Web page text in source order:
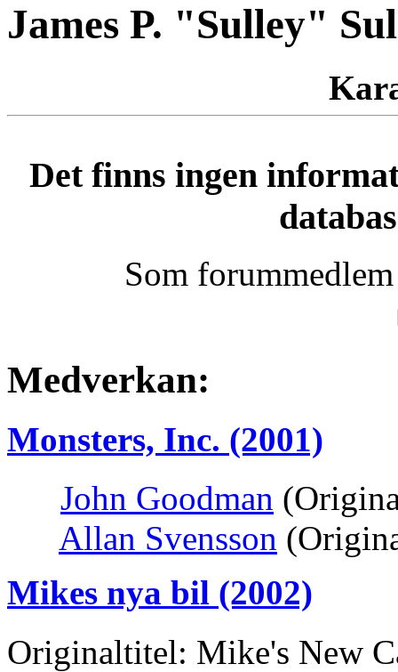
James P. "Sulley"
Det finns ingen
Som
Medverkan:
Monsters, Inc. (2001)
John Goodman
Allan Svensson
Mikes nya bil (2002)
Originaltitel: Mike's New